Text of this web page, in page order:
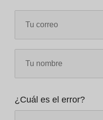
¿Cuál es el error?